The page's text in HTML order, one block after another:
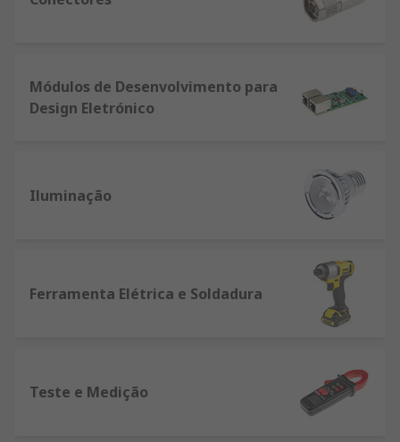
Módulos de Desenvolvimento para
Design Eletrónico
Iluminação
Ferramenta Elétrica e Soldadura
Teste e Medição